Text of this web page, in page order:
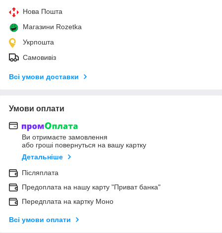
Нова Пошта
Магазини Rozetka
Укрпошта
Самовивіз
Всі умови доставки
Умови оплати
Ви отримаєте замовлення
або гроші повернуться на вашу картку
Детальніше
Післяплата
Предоплата на нашу карту "Приват банка"
Передплата на картку Моно
Всі умови оплати